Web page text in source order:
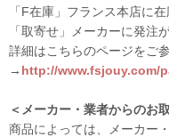
「F在庫」フランス本店に
「取寄せ」メーカーに発注
詳細はこちらのページをご
→ http://www.fsjouy.com/
＜メーカー・業者からのお
商品によっては、メーカー